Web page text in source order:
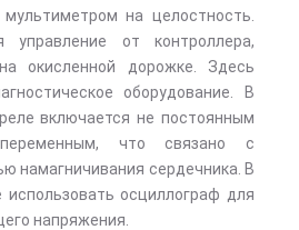
на целостность.
от контроллера,
окисленной дорожке. Здесь
оборудование. В
включается не постоянным
что связано с
намагничивания сердечника. В
использовать осциллограф для
напряжения.